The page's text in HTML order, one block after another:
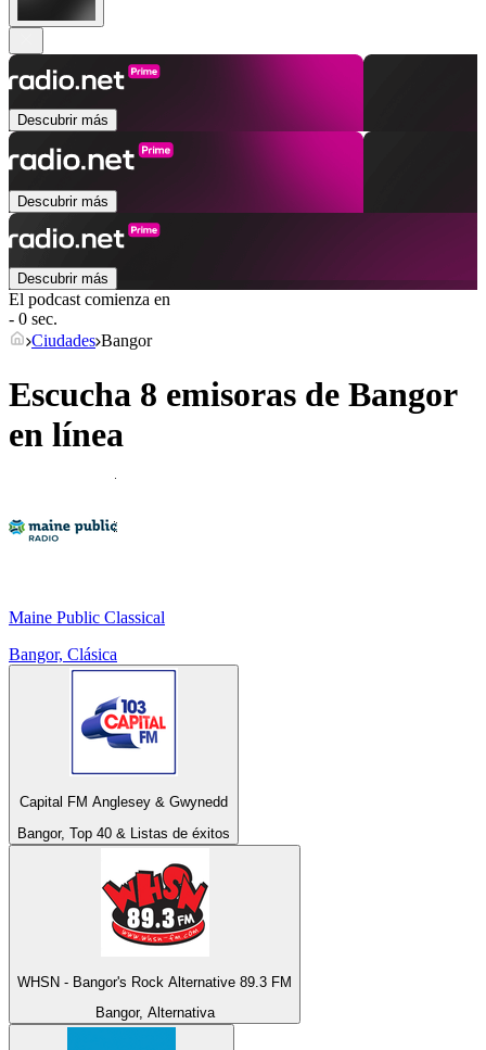
Descubrir más
Descubrir más
Descubrir más
El podcast comienza en
- 0 sec.
Ciudades Bangor
Escucha 8 emisoras de Bangor
en línea
Maine Public Classical
Bangor, Clásica
Capital FM Anglesey & Gwynedd
Bangor, Top 40 & Listas de éxitos
WHSN - Bangor's Rock Alternative 89.3 FM
Bangor, Alternativa